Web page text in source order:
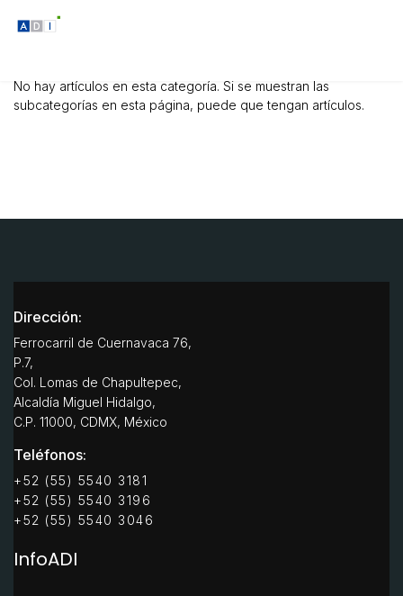
No hay artículos en esta categoría. Si se muestran las
subcategorías en esta página, puede que tengan artículos.
Dirección:
Ferrocarril de Cuernavaca 76,
P.7,
Col. Lomas de Chapultepec,
Alcaldía Miguel Hidalgo,
C.P. 11000, CDMX, México
Teléfonos:
+52 (55) 5540 3181
+52 (55) 5540 3196
+52 (55) 5540 3046
InfoADI